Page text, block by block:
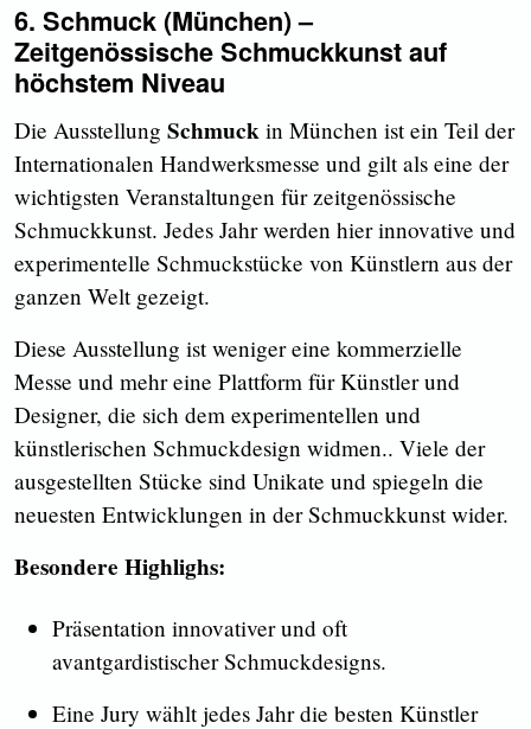
6. Schmuck (München) –
Zeitgenössische Schmuckkunst auf
höchstem Niveau
Die Ausstellung Schmuck in München ist ein Teil der
Internationalen Handwerksmesse und gilt als eine der
wichtigsten Veranstaltungen für zeitgenössische
Schmuckkunst. Jedes Jahr werden hier innovative und
experimentelle Schmuckstücke von Künstlern aus der
ganzen Welt gezeigt.
Diese Ausstellung ist weniger eine kommerzielle
Messe und mehr eine Plattform für Künstler und
Designer, die sich dem experimentellen und
künstlerischen Schmuckdesign widmen.. Viele der
ausgestellten Stücke sind Unikate und spiegeln die
neuesten Entwicklungen in der Schmuckkunst wider.
Besondere Highlighs:
Präsentation innovativer und oft
avantgardistischer Schmuckdesigns.
Eine Jury wählt jedes Jahr die besten Künstler